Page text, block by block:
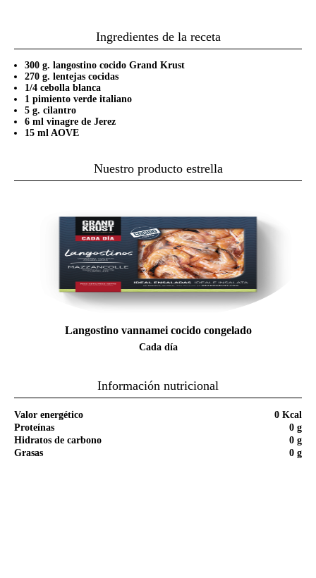
Ingredientes de la receta
300 g. langostino cocido Grand Krust
270 g. lentejas cocidas
1/4 cebolla blanca
1 pimiento verde italiano
5 g. cilantro
6 ml vinagre de Jerez
15 ml AOVE
Nuestro producto estrella
Langostino vannamei cocido congelado
Cada día
Información nutricional
Valor energético
0 Kcal
Proteínas
0 g
Hidratos de carbono
0 g
Grasas
0 g